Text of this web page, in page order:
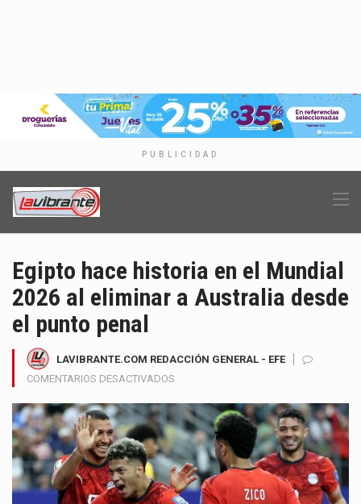
PUBLICIDAD
Egipto hace historia en el Mundial
2026 al eliminar a Australia desde
el punto penal
LAVIBRANTE.COM REDACCIÓN GENERAL - EFE
COMENTARIOS DESACTIVADOS
HACE
HISTORIA
EN
EL
MUNDIAL
2026